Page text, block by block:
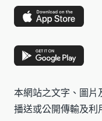
本網站之文字、圖片
播送或公開傳輸及利